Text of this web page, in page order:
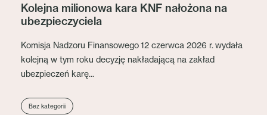
Kolejna milionowa kara KNF nałożona na
ubezpieczyciela
Komisja Nadzoru Finansowego 12 czerwca 2026 r. wydała
kolejną w tym roku decyzję nakładającą na zakład
ubezpieczeń karę...
Bez kategorii